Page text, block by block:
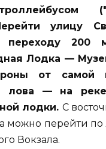
улицу
переходу 200
Лодка —
от самой
лова — на реке
лодки. С
можно перейти по
Вокзала.